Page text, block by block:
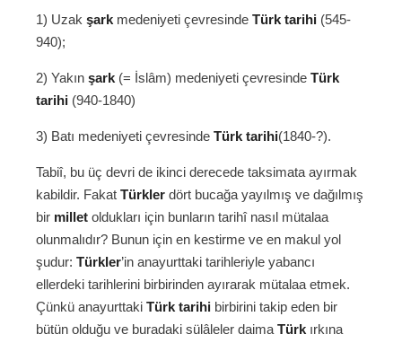
1) Uzak şark medeniyeti çevresinde Türk tarihi (545-
940);
2) Yakın şark (= İslâm) medeniyeti çevresinde Türk
tarihi (940-1840)
3) Batı medeniyeti çevresinde Türk tarihi(1840-?).
Tabiî, bu üç devri de ikinci derecede taksimata ayırmak
kabildir. Fakat Türkler dört bucağa yayılmış ve dağılmış
bir millet oldukları için bunların tarihî nasıl mütalaa
olunmalıdır? Bunun için en kestirme ve en makul yol
şudur: Türkler’in anayurttaki tarihleriyle yabancı
ellerdeki tarihlerini birbirinden ayırarak mütalaa etmek.
Çünkü anayurttaki Türk tarihi birbirini takip eden bir
bütün olduğu ve buradaki sülâleler daima Türk ırkına